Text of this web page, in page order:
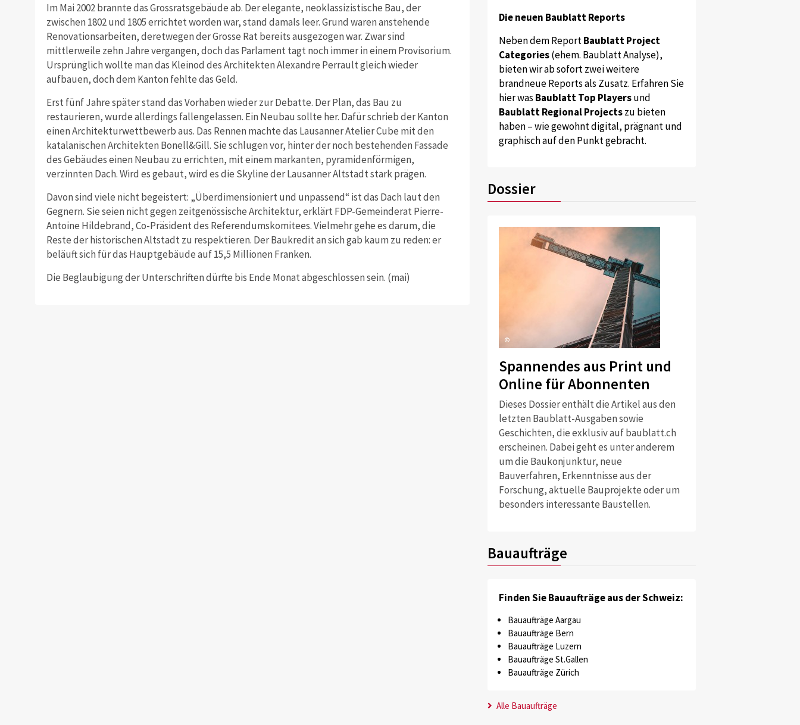
Im Mai 2002 brannte das Grossratsgebäude ab. Der elegante, neoklassizistische Bau, der
zwischen 1802 und 1805 errichtet worden war, stand damals leer. Grund waren anstehende
Renovationsarbeiten, deretwegen der Grosse Rat bereits ausgezogen war. Zwar sind
mittlerweile zehn Jahre vergangen, doch das Parlament tagt noch immer in einem Provisorium.
Ursprünglich wollte man das Kleinod des Architekten Alexandre Perrault gleich wieder
aufbauen, doch dem Kanton fehlte das Geld.
Erst fünf Jahre später stand das Vorhaben wieder zur Debatte. Der Plan, das Bau zu
restaurieren, wurde allerdings fallengelassen. Ein Neubau sollte her. Dafür schrieb der Kanton
einen Architekturwettbewerb aus. Das Rennen machte das Lausanner Atelier Cube mit den
katalanischen Architekten Bonell&Gill. Sie schlugen vor, hinter der noch bestehenden Fassade
des Gebäudes einen Neubau zu errichten, mit einem markanten, pyramidenförmigen,
verzinnten Dach. Wird es gebaut, wird es die Skyline der Lausanner Altstadt stark prägen.
Davon sind viele nicht begeistert: „Überdimensioniert und unpassend“ ist das Dach laut den
Gegnern. Sie seien nicht gegen zeitgenössische Architektur, erklärt FDP-Gemeinderat Pierre-
Antoine Hildebrand, Co-Präsident des Referendumskomitees. Vielmehr gehe es darum, die
Reste der historischen Altstadt zu respektieren. Der Baukredit an sich gab kaum zu reden: er
beläuft sich für das Hauptgebäude auf 15,5 Millionen Franken.
Die Beglaubigung der Unterschriften dürfte bis Ende Monat abgeschlossen sein. (mai)
Die neuen Baublatt Reports
Neben dem ReportBaublatt Project
Categories(ehem. Baublatt Analyse),
bieten wir ab sofort zwei weitere
brandneue Reports als Zusatz. Erfahren Sie
hier was Baublatt Top Playersund
Baublatt Regional Projectszu bieten
haben – wie gewohnt digital, prägnant und
graphisch auf den Punkt gebracht.
Dossier
©
Spannendes aus Print und
Online für Abonnenten
Dieses Dossier enthält die Artikel aus den
letzten Baublatt-Ausgaben sowie
Geschichten, die exklusiv auf baublatt.ch
erscheinen. Dabei geht es unter anderem
um die Baukonjunktur, neue
Bauverfahren, Erkenntnisse aus der
Forschung, aktuelle Bauprojekte oder um
besonders interessante Baustellen.
Bauaufträge
Finden Sie Bauaufträge aus der Schweiz:
Bauaufträge Aargau
Bauaufträge Bern
Bauaufträge Luzern
Bauaufträge St.Gallen
Bauaufträge Zürich
Alle Bauaufträge